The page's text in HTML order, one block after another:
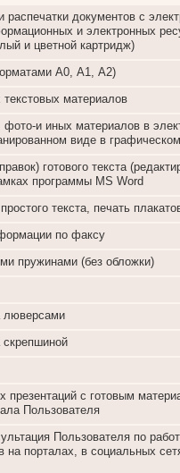
распечатки документов с
и электронных
и цветной картридж)
А0, А1, А2)
материалов
фото-и иных материалов в
виде в
готового текста
программы MS Word
текста, печать
по факсу
пружинами (без обложки)
люверсами
скрепшиной
презентаций с готовым
Пользователя
Пользователя по
на порталах, в социальных